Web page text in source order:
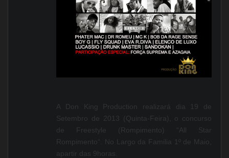
A Don King Production realizará dia 19 de
Setembro de 2013 (Quinta-Feira), o concurso
de Freestyle (Rompimento) “All Star
Rompimento“. No Largo da Familia 1º de Maio,
apartir das 9horas.